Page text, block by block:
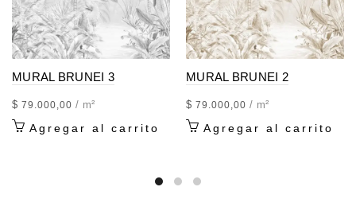
MURAL BRUNEI 3
$ 79.000,00 / m²
Agregar al carrito
MURAL BRUNEI 2
$ 79.000,00 / m²
Agregar al carrito